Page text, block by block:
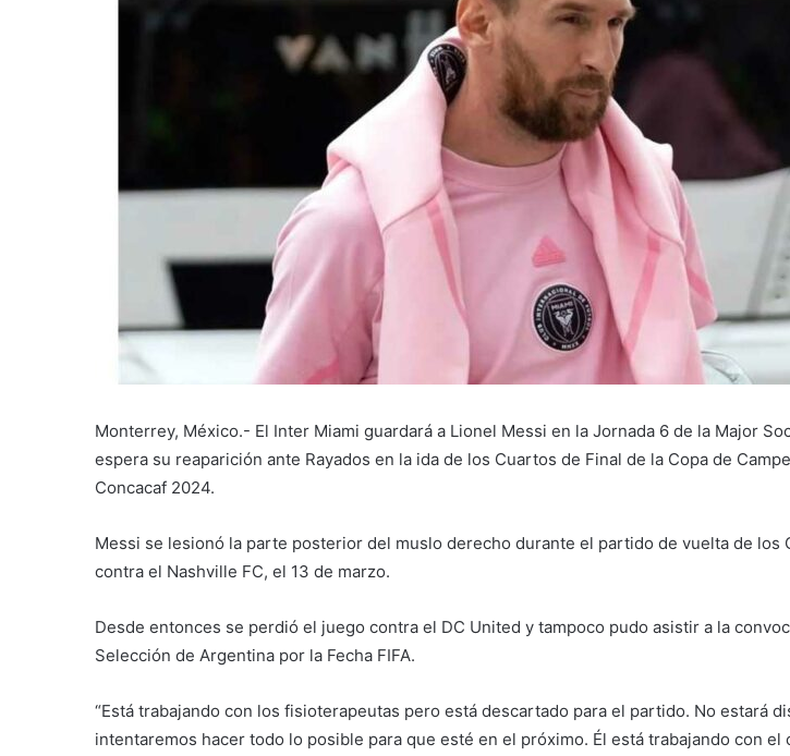
Monterrey, México.- El Inter Miami guardará a Lionel Messi en la Jornada 6 de la Major
espera su reaparición ante Rayados en la ida de los Cuartos de Final de la Copa de
Concacaf 2024.
Messi se lesionó la parte posterior del muslo derecho durante el partido de vuelta de los
contra el Nashville FC, el 13 de marzo.
Desde entonces se perdió el juego contra el DC United y tampoco pudo asistir a la
Selección de Argentina por la Fecha FIFA.
“Está trabajando con los fisioterapeutas pero está descartado para el partido. No estará
intentaremos hacer todo lo posible para que esté en el próximo. Él está trabajando con el